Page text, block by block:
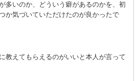
多いのか、どういう癖があるのかを、初
か気づいていただけたのが良かったで
教えてもらえるのがいいと本人が言って